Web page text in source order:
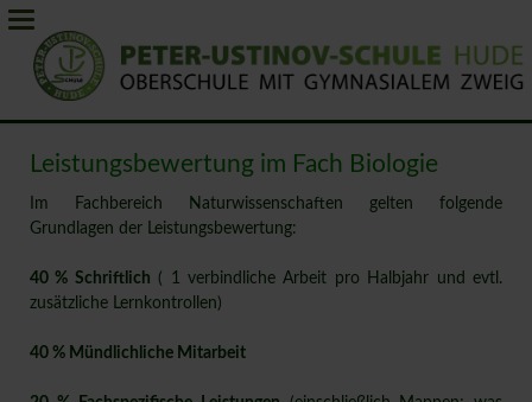
Leistungsbewertung im Fach Biologie
Im Fachbereich Naturwissenschaften gelten folgende
Grundlagen der Leistungsbewertung:
40 % Schriftlich ( 1 verbindliche Arbeit pro Halbjahr und evtl.
zusätzliche Lernkontrollen)
40 % Mündlichliche Mitarbeit